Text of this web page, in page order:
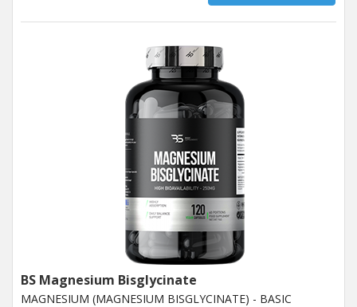
BS Magnesium Bisglycinate
MAGNESIUM (MAGNESIUM BISGLYCINATE) - BASIC